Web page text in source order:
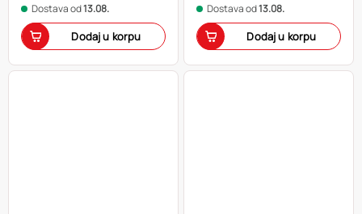
Dostava od13.08.
Dodaj u korpu
Dostava od13.08.
Dodaj u korpu